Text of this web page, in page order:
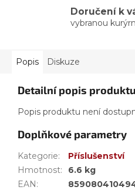
Doručení k
vybranou
Popis Diskuze
Detailní popis produktu
Popis produktu není
Doplňkové parametry
Kategorie:
Příslušenství
Hmotnost:
6.6 kg
EAN: